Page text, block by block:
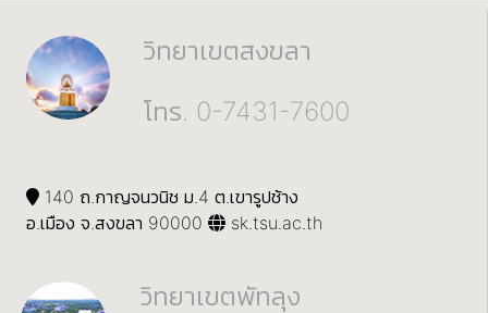
วิทยาเขตสงขลา
โทร. 0-7431-7600
140 ถ.กาญจนวนิช ม.4 ต.เขารูปช้าง
อ.เมือง จ.สงขลา 90000
sk.tsu.ac.th
วิทยาเขตพัทลุง